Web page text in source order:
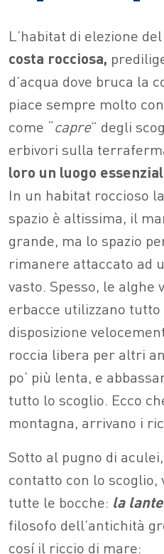
L’habitat di elezione
costa rocciosa,
d’acqua dove bruca la
piace sempre molto
come “capre” degli
erbivori sulla
loro un luogo
In un habitat roccioso
spazio è altissima, il
grande, ma lo spazio
rimanere attaccato ad
vasto. Spesso, le alghe
erbacce utilizzano tutto
disposizione
roccia libera per altri
po’ più lenta, e
tutto lo scoglio. Ecco
montagna, arrivano i
Sotto al pugno di
contatto con lo scoglio,
tutte le bocche: la
filosofo dell’antichità
cosí il riccio di mare: